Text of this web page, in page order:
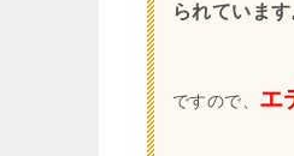
られています
ですので、 エ